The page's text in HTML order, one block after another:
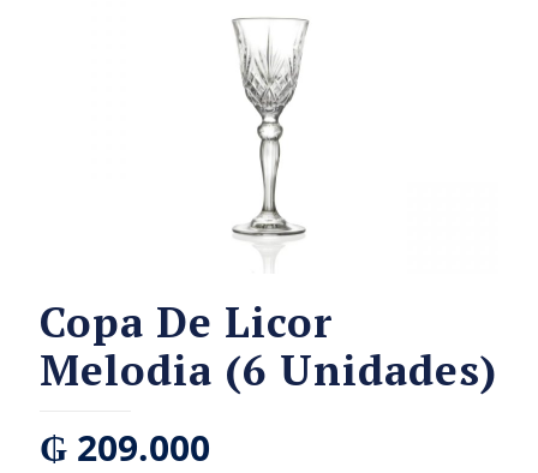
Copa De Licor
Melodia (6 Unidades)
₲ 209.000